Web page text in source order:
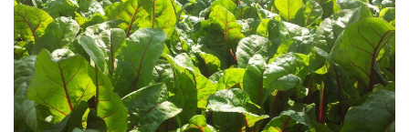
ABOUT
CONTACT
Channel Facebook